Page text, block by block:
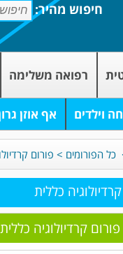
חיפוש מהיר:
רפואה משלימה
וילדים אף אוזן
כל הפורומים > פורום
כללית
קרדיולוגיה כללית